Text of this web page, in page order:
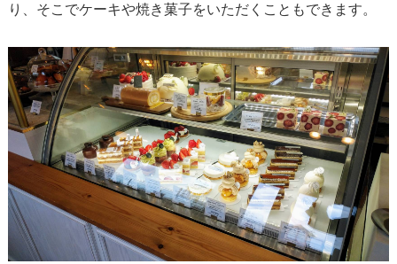
り、そこでケーキや焼き菓子をいただくこともできます。